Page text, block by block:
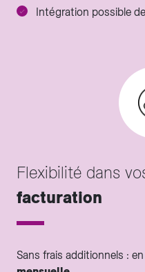
Intégration possible
Flexibilité dans
facturation
Sans frais additionnels : en